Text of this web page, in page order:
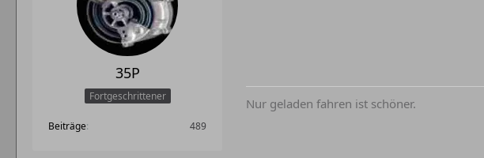
35P
Fortgeschrittener
Beiträge 489
Nur geladen fahren ist schöner.